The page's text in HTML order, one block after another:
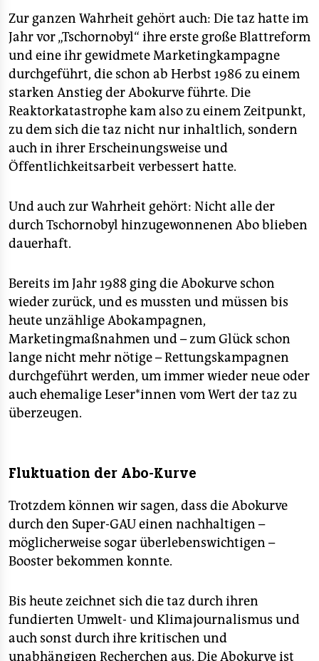
Zur ganzen Wahrheit gehört auch: Die taz hatte im
Jahr vor „Tschornobyl“ ihre erste große Blattreform
und eine ihr gewidmete Marketingkampagne
durchgeführt, die schon ab Herbst 1986 zu einem
starken Anstieg der Abokurve führte. Die
Reaktorkatastrophe kam also zu einem Zeitpunkt,
zu dem sich die taz nicht nur inhaltlich, sondern
auch in ihrer Erscheinungsweise und
Öffentlichkeitsarbeit verbessert hatte.
Und auch zur Wahrheit gehört: Nicht alle der
durch Tschornobyl hinzugewonnenen Abo blieben
dauerhaft.
Bereits im Jahr 1988 ging die Abokurve schon
wieder zurück, und es mussten und müssen bis
heute unzählige Abokampagnen,
Marketingmaßnahmen und – zum Glück schon
lange nicht mehr nötige – Rettungskampagnen
durchgeführt werden, um immer wieder neue oder
auch ehemalige Le­se­r*in­nen vom Wert der taz zu
überzeugen.
Fluktuation der Abo-Kurve
Trotzdem können wir sagen, dass die Abokurve
durch den Super-GAU einen nachhaltigen –
möglicherweise sogar überlebenswichtigen –
Booster bekommen konnte.
Bis heute zeichnet sich die taz durch ihren
fundierten Umwelt- und Klimajournalismus und
auch sonst durch ihre kritischen und
unabhängigen Recherchen aus. Die Abokurve ist